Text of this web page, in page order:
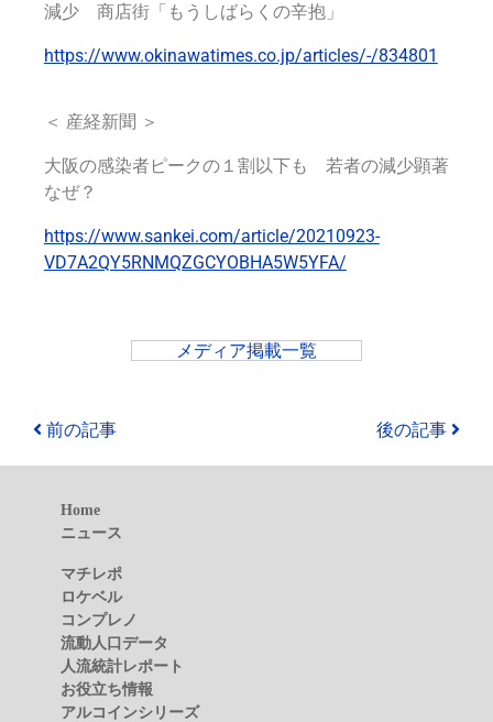
減少 商店街「もうしばらくの辛抱」
https://www.okinawatimes.co.jp/articles/-/834801
＜ 産経新聞 ＞
大阪の感染者ピークの１割以下も 若者の減少顕著
なぜ？
https://www.sankei.com/article/20210923-
VD7A2QY5RNMQZGCYOBHA5W5YFA/
メディア掲載一覧
前の記事 後の記事
Home
ニュース
マチレポ
ロケベル
コンプレノ
流動人口データ
人流統計レポート
お役立ち情報
アルコインシリーズ